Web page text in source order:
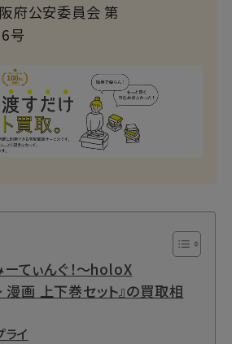
府公安委員会 第
号
ーてぃんぐ！〜holoX
画 上下巻セット』の買取相
ライ